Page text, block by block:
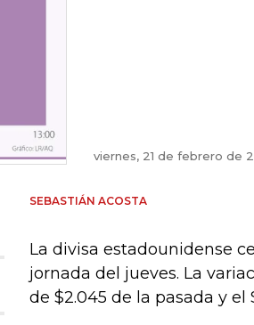
viernes, 21 de febrero de
SEBASTIÁN ACOSTA
La divisa estadounidense
jornada del jueves. La
de $2.045 de la pasada y el